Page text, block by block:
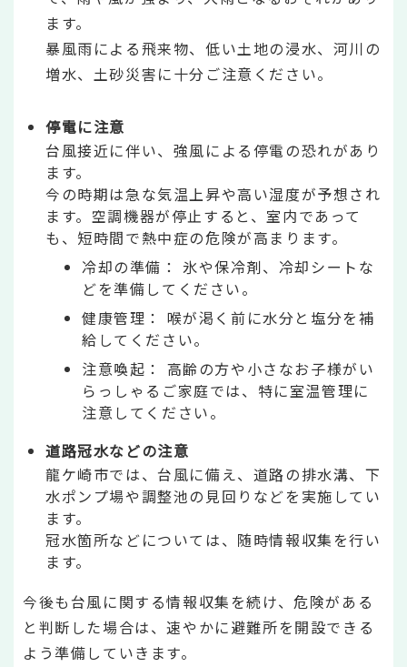
ます。
暴風雨による飛来物、低い土地の浸水、河川の
増水、土砂災害に十分ご注意ください。
停電に注意
台風接近に伴い、強風による停電の恐れがあり
ます。
今の時期は急な気温上昇や高い湿度が予想され
ます。空調機器が停止すると、室内であって
も、短時間で熱中症の危険が高まります。
冷却の準備： 氷や保冷剤、冷却シートな
どを準備してください。
健康管理： 喉が渇く前に水分と塩分を補
給してください。
注意喚起： 高齢の方や小さなお子様がい
らっしゃるご家庭では、特に室温管理に
注意してください。
道路冠水などの注意
龍ケ崎市では、台風に備え、道路の排水溝、下
水ポンプ場や調整池の見回りなどを実施してい
ます。
冠水箇所などについては、随時情報収集を行い
ます。
今後も台風に関する情報収集を続け、危険がある
と判断した場合は、速やかに避難所を開設できる
よう準備していきます。